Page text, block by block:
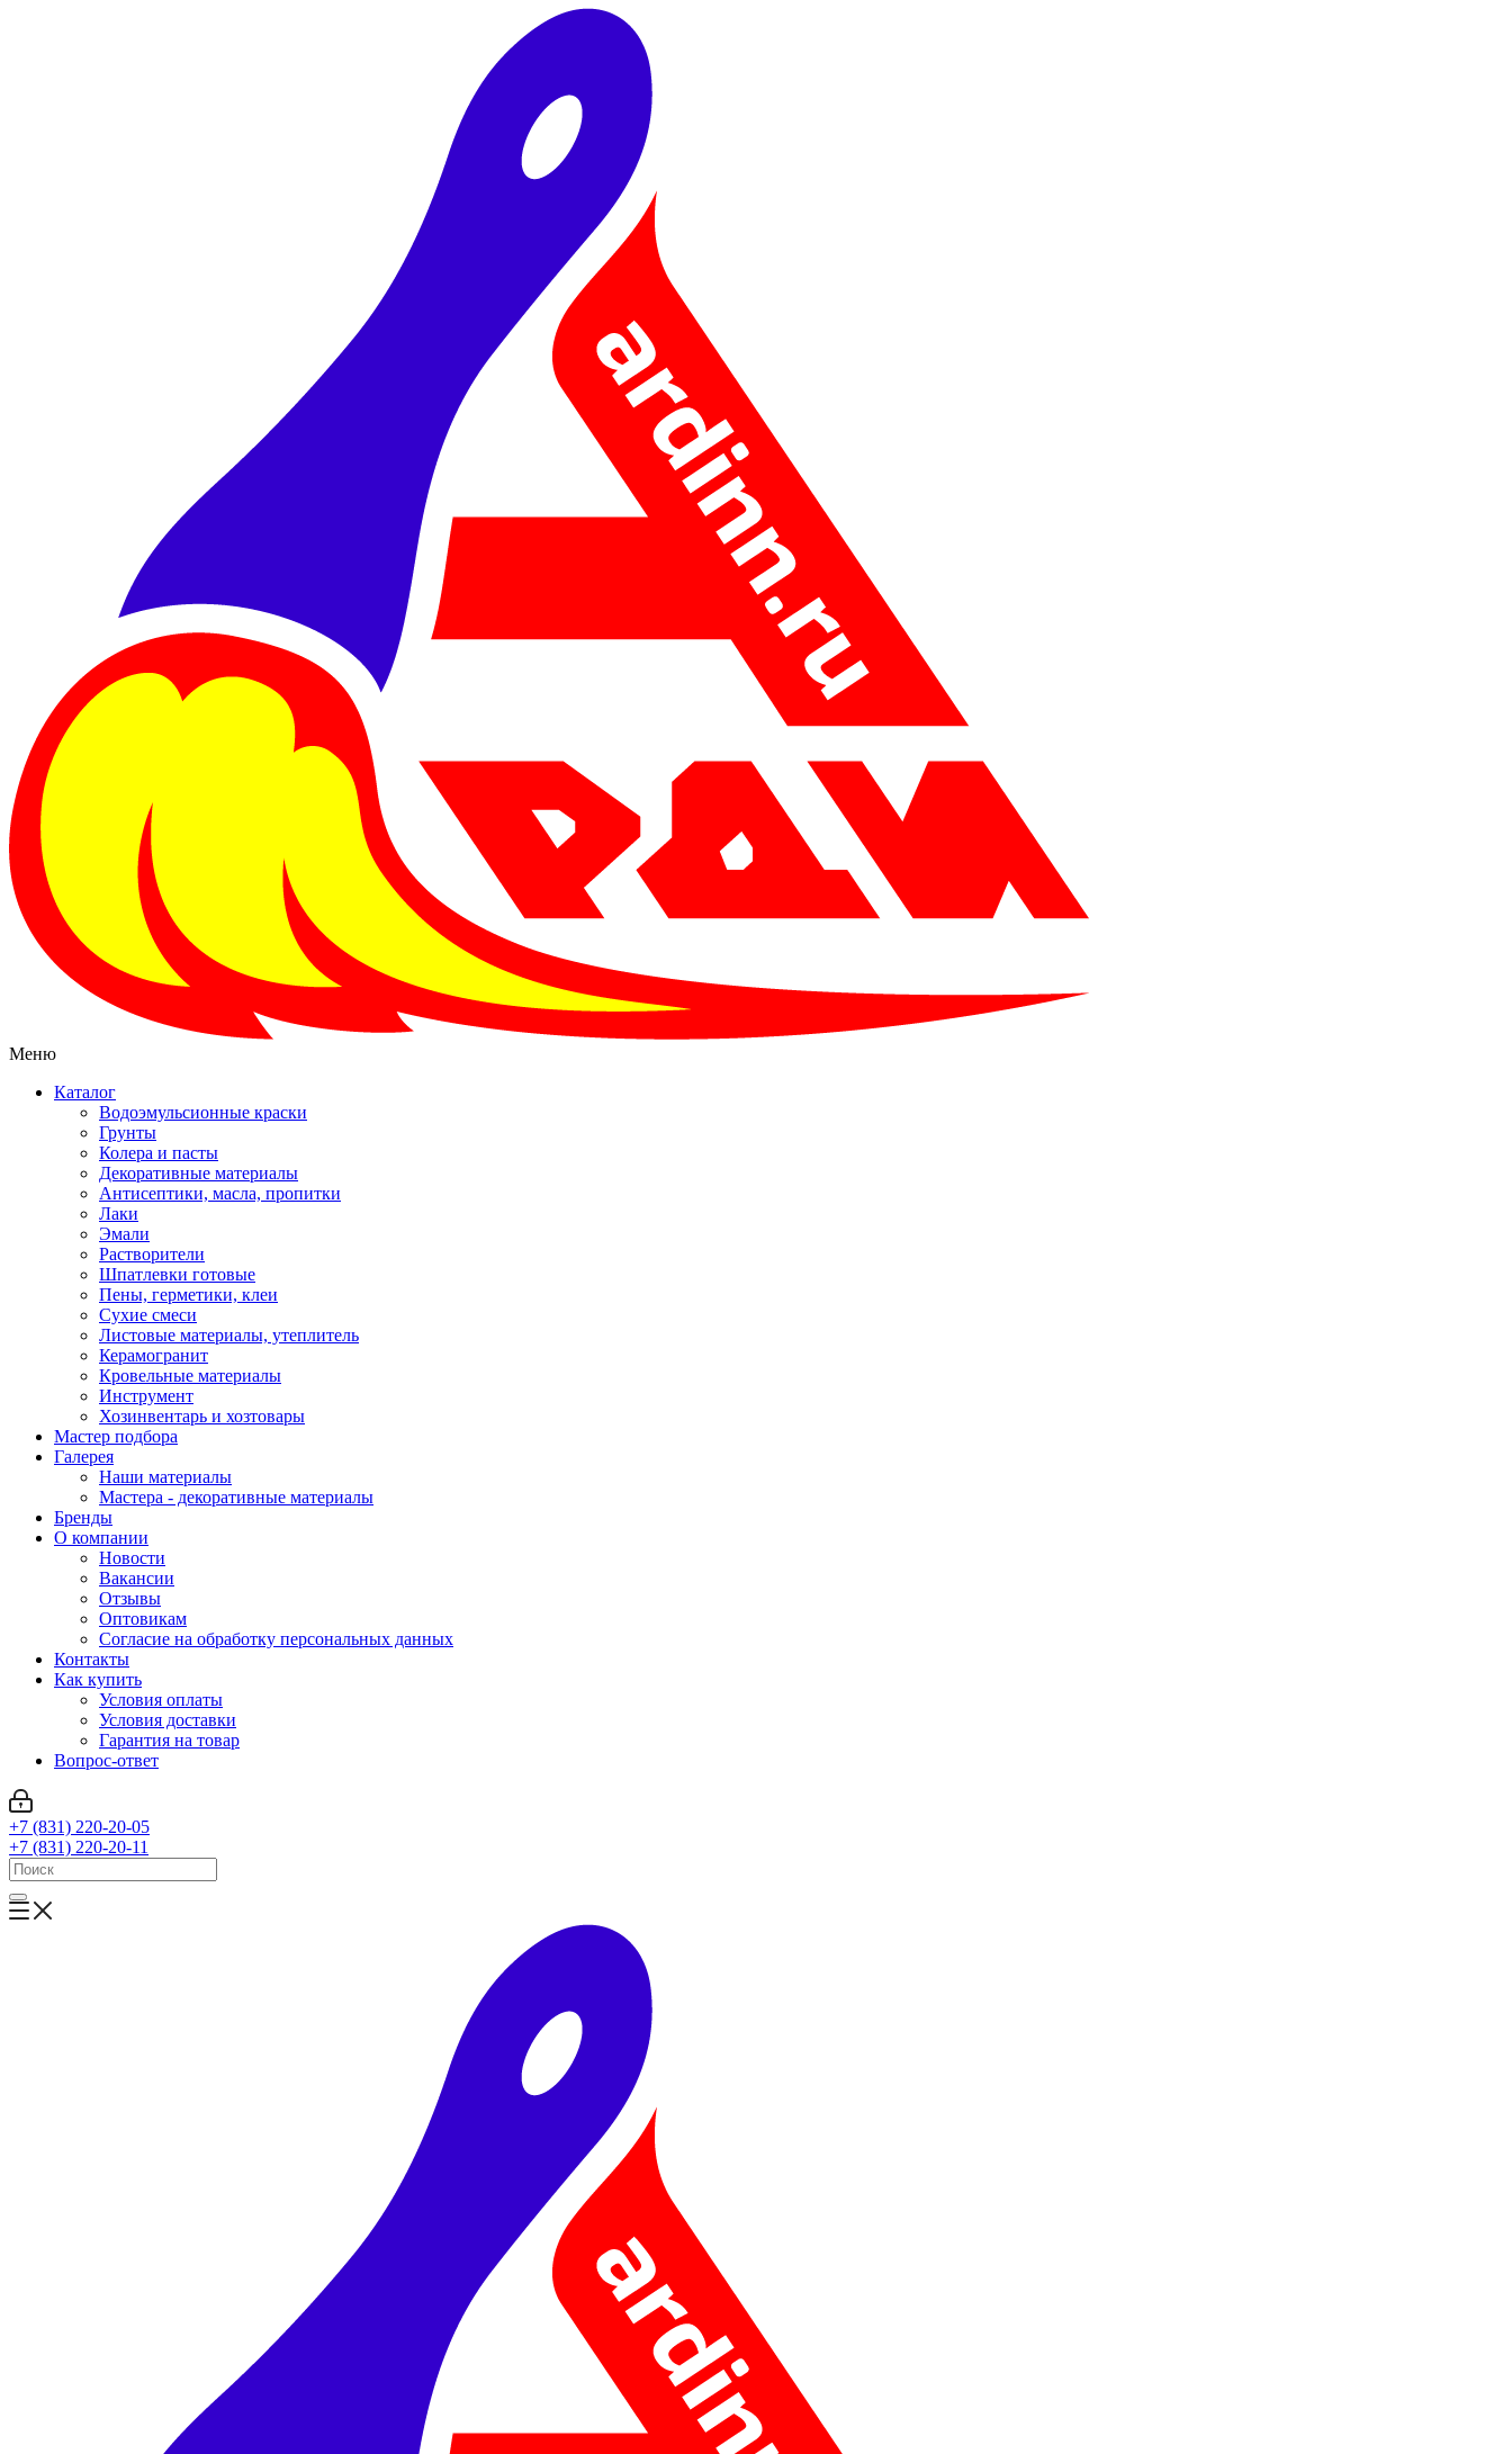
Меню
Каталог
Водоэмульсионные краски
Грунты
Колера и пасты
Декоративные материалы
Антисептики, масла, пропитки
Лаки
Эмали
Растворители
Шпатлевки готовые
Пены, герметики, клеи
Сухие смеси
Листовые материалы, утеплитель
Керамогранит
Кровельные материалы
Инструмент
Хозинвентарь и хозтовары
Мастер подбора
Галерея
Наши материалы
Мастера - декоративные материалы
Бренды
О компании
Новости
Вакансии
Отзывы
Оптовикам
Cогласие на обработку персональных данных
Контакты
Как купить
Условия оплаты
Условия доставки
Гарантия на товар
Вопрос-ответ
+7 (831) 220-20-05
+7 (831) 220-20-11